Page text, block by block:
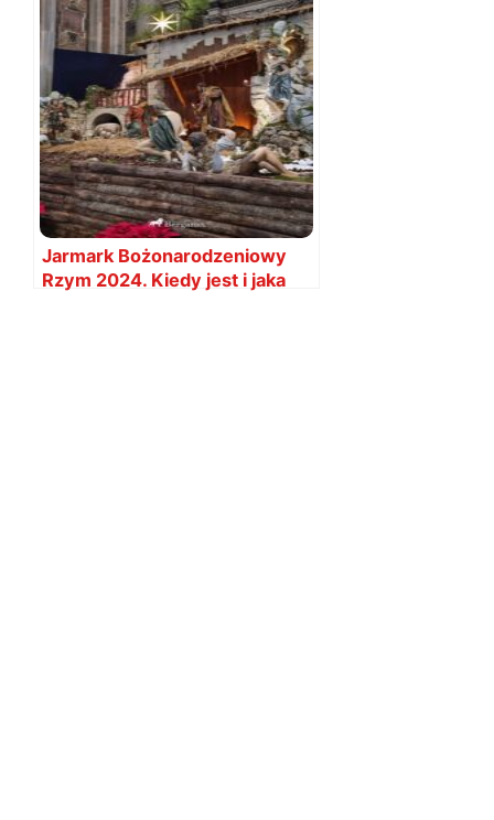
Jarmark Bożonarodzeniowy
Rzym 2024. Kiedy jest i jaka